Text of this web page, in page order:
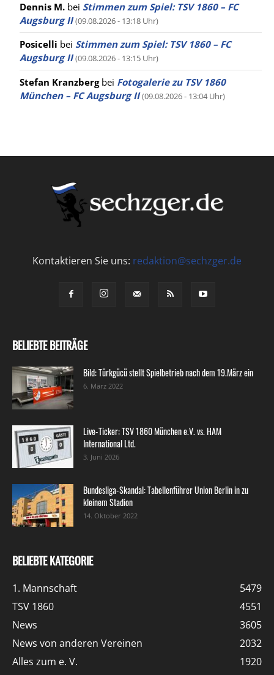
Dennis M. bei Stimmen zum Spiel: TSV 1860 – FC
Augsburg II (09.08.2026 - 13:18 Uhr)
Posicelli bei Stimmen zum Spiel: TSV 1860 – FC
Augsburg II (09.08.2026 - 13:15 Uhr)
Stefan Kranzbergbei Fotogalerie zu TSV 1860
München – FC Augsburg II (09.08.2026 - 13:04 Uhr)
Kontaktieren Sie uns: redaktion@sechzger.de
BELIEBTE BEITRÄGE
Bild: Türkgücü stellt Spielbetrieb nach dem 19.März ein
6. März 2022
Live-Ticker: TSV 1860 München e.V. vs. HAM
International Ltd.
3. Juni 2026
Bundesliga-Skandal: Tabellenführer Union Berlin in zu
kleinem Stadion
14. Oktober 2022
BELIEBTE KATEGORIE
1. Mannschaft
5479
TSV 1860
4551
News
3605
News von anderen Vereinen
2032
Alles zum e. V.
1920